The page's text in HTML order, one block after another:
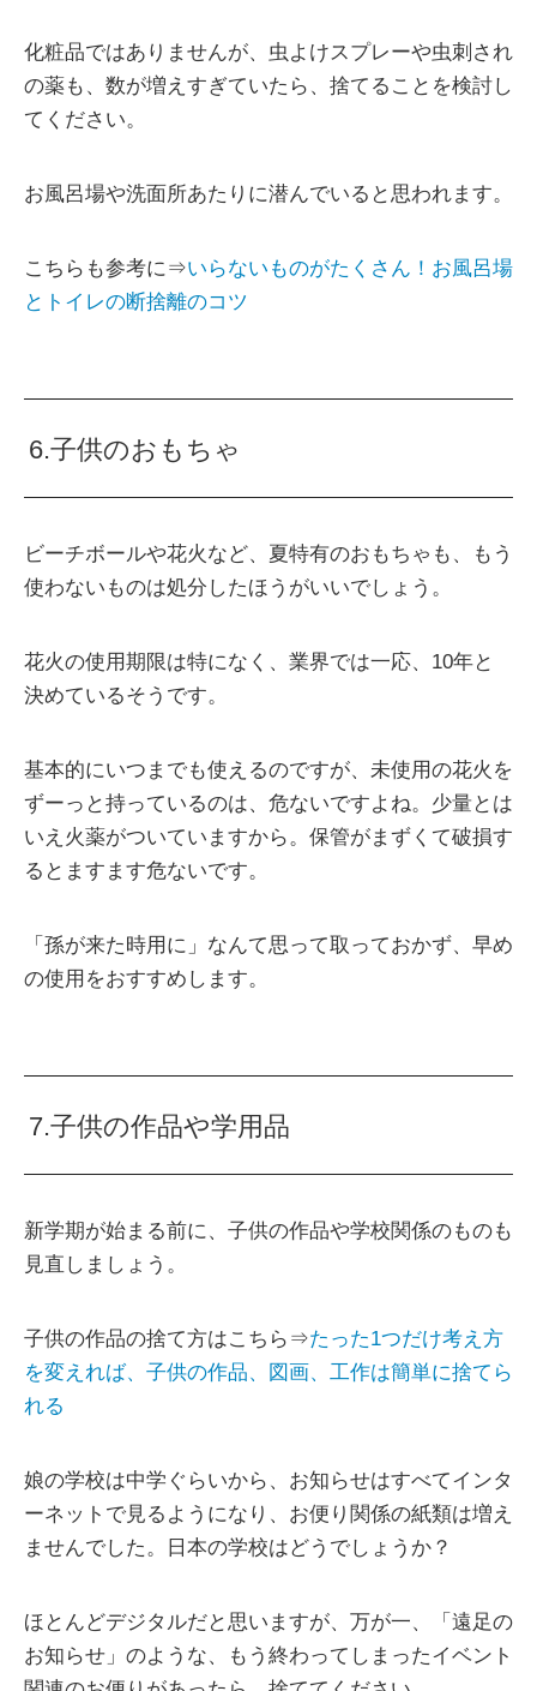
化粧品ではありませんが、虫よけスプレーや虫刺され
の薬も、数が増えすぎていたら、捨てることを検討し
てください。
お風呂場や洗面所あたりに潜んでいると思われます。
こちらも参考に⇒いらないものがたくさん！お風呂場
とトイレの断捨離のコツ
6.子供のおもちゃ
ビーチボールや花火など、夏特有のおもちゃも、もう
使わないものは処分したほうがいいでしょう。
花火の使用期限は特になく、業界では一応、10年と
決めているそうです。
基本的にいつまでも使えるのですが、未使用の花火を
ずーっと持っているのは、危ないですよね。少量とは
いえ火薬がついていますから。保管がまずくて破損す
るとますます危ないです。
「孫が来た時用に」なんて思って取っておかず、早め
の使用をおすすめします。
7.子供の作品や学用品
新学期が始まる前に、子供の作品や学校関係のものも
見直しましょう。
子供の作品の捨て方はこちら⇒たった1つだけ考え方
を変えれば、子供の作品、図画、工作は簡単に捨てら
れる
娘の学校は中学ぐらいから、お知らせはすべてインタ
ーネットで見るようになり、お便り関係の紙類は増え
ませんでした。日本の学校はどうでしょうか？
ほとんどデジタルだと思いますが、万が一、「遠足の
お知らせ」のような、もう終わってしまったイベント